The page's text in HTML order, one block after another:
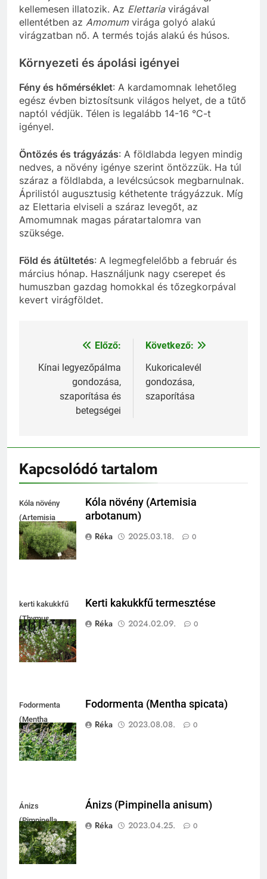
kellemesen illatozik. Az Elettariavirágával
ellentétben az Amomumvirága golyó alakú
virágzatban nő. A termés tojás alakú és húsos.
Környezeti és ápolási igényei
Fény és hőmérséklet: A kardamomnak lehetőleg
egész évben biztosítsunk világos helyet, de a tűtő
naptól védjük. Télen is legalább 14-16 °C-t
igényel.
Öntözés és trágyázás: A földlabda legyen mindig
nedves, a növény igénye szerint öntözzük. Ha túl
száraz a földlabda, a levélcsúcsok megbarnulnak.
Áprilistól augusztusig kéthetente trágyázzuk. Míg
az Elettaria elviseli a száraz levegőt, az
Amomumnak magas páratartalomra van
szüksége.
Föld és átültetés: A legmegfelelőbb a február és
március hónap. Használjunk nagy cserepet és
humuszban gazdag homokkal és tőzegkorpával
kevert virágföldet.
Bejegyzés
navigáció
Előző:
Kínai legyezőpálma
gondozása,
szaporítása és
betegségei
Következő:
Kukoricalevél
gondozása,
szaporítása
Kapcsolódó tartalom
Kóla növény
(Artemisia
arbotanum)
Kóla növény (Artemisia
arbotanum)
Réka
2025.03.18. 0
kerti kakukkfű
(Thymus
vulgaris)
Kerti kakukkfű termesztése
Réka
2024.02.09. 0
Fodormenta
(Mentha
spicata)
Fodormenta (Mentha spicata)
Réka
2023.08.08. 0
Ánizs
(Pimpinella
anisum)
Ánizs (Pimpinella anisum)
Réka
2023.04.25. 0